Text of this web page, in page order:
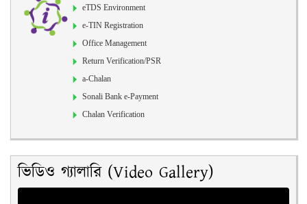
eTDS Environment
e-TIN Registration
Office Management
Return Verification/PSR
a-Chalan
Sonali Bank e-Payment
Chalan Verification
ভিডিও গ্যালারি (Video Gallery)